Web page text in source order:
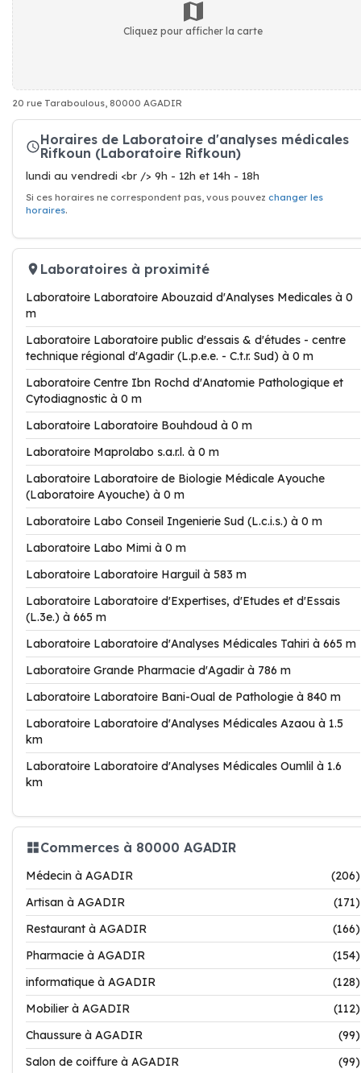
Cliquez pour afficher la carte
20 rue Taraboulous, 80000 AGADIR
Horaires de Laboratoire d'analyses médicales
Rifkoun (Laboratoire Rifkoun)
lundi au vendredi <br /> 9h - 12h et 14h - 18h
Si ces horaires ne correspondent pas, vous pouvez changer les
horaires.
Laboratoires à proximité
Laboratoire Laboratoire Abouzaid d'Analyses Medicales à 0
m
Laboratoire Laboratoire public d'essais & d'études - centre
technique régional d'Agadir (L.p.e.e. - C.t.r. Sud) à 0 m
Laboratoire Centre Ibn Rochd d'Anatomie Pathologique et
Cytodiagnostic à 0 m
Laboratoire Laboratoire Bouhdoud à 0 m
Laboratoire Maprolabo s.a.r.l. à 0 m
Laboratoire Laboratoire de Biologie Médicale Ayouche
(Laboratoire Ayouche) à 0 m
Laboratoire Labo Conseil Ingenierie Sud (L.c.i.s.) à 0 m
Laboratoire Labo Mimi à 0 m
Laboratoire Laboratoire Harguil à 583 m
Laboratoire Laboratoire d'Expertises, d'Etudes et d'Essais
(L.3e.) à 665 m
Laboratoire Laboratoire d'Analyses Médicales Tahiri à 665 m
Laboratoire Grande Pharmacie d'Agadir à 786 m
Laboratoire Laboratoire Bani-Oual de Pathologie à 840 m
Laboratoire Laboratoire d'Analyses Médicales Azaou à 1.5
km
Laboratoire Laboratoire d'Analyses Médicales Oumlil à 1.6
km
Commerces à 80000 AGADIR
Médecin à AGADIR
(206)
Artisan à AGADIR
(171)
Restaurant à AGADIR
(166)
Pharmacie à AGADIR
(154)
informatique à AGADIR
(128)
Mobilier à AGADIR
(112)
Chaussure à AGADIR
(99)
Salon de coiffure à AGADIR
(99)